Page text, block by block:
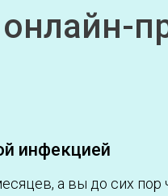
онлайн-
инфекцией
а вы до сих пор